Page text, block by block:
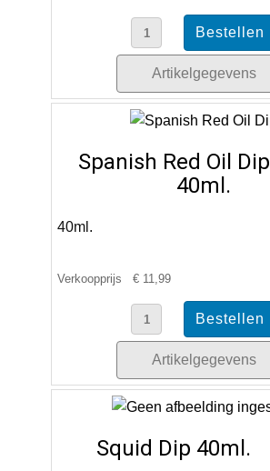
Artikelgegevens
Spanish Red Oil Dip
40ml.
40ml.
Verkoopprijs € 11,99
Artikelgegevens
Squid Dip 40ml.